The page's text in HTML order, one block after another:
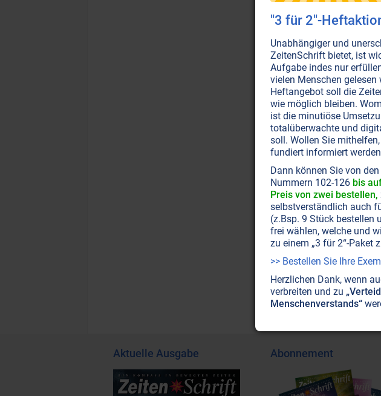
Aktuelle Ausgabe Abonnement
"3 für 2"-
Unabhängiger und
ZeitenSchrift bietet, ist
Aufgabe indes nur
vielen Menschen
Heftangebot soll die
wie möglich bleiben.
ist die minutiöse
totalüberwachte und
soll. Wollen Sie
fundiert informiert
Dann können Sie von den
Nummern 102-126 bis
Preis von zwei bestellen,
selbstverständlich auch
(z.Bsp. 9 Stück bestellen
frei wählen, welche und
zu einem „3 für 2“-Paket
>> Bestellen Sie Ihre
Herzlichen Dank, wenn
verbreiten und zu
Menschenverstands“